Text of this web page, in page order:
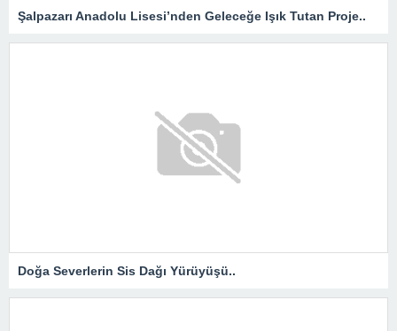
Şalpazarı Anadolu Lisesi’nden Geleceğe Işık Tutan Proje..
Doğa Severlerin Sis Dağı Yürüyüşü..